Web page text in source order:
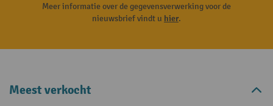
Meer informatie over de gegevensverwerking voor de
nieuwsbrief vindt u hier.
Meest verkocht